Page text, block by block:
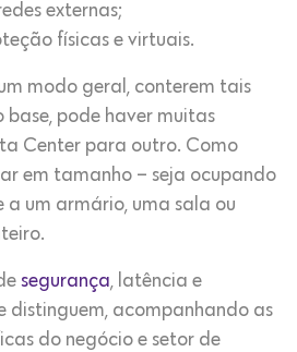
externas;
físicas e virtuais.
modo geral, conterem tais
pode haver muitas
Center para outro. Como
em tamanho – seja ocupando
a um armário, uma sala ou
segurança, latência e
distinguem, acompanhando as
do negócio e setor de